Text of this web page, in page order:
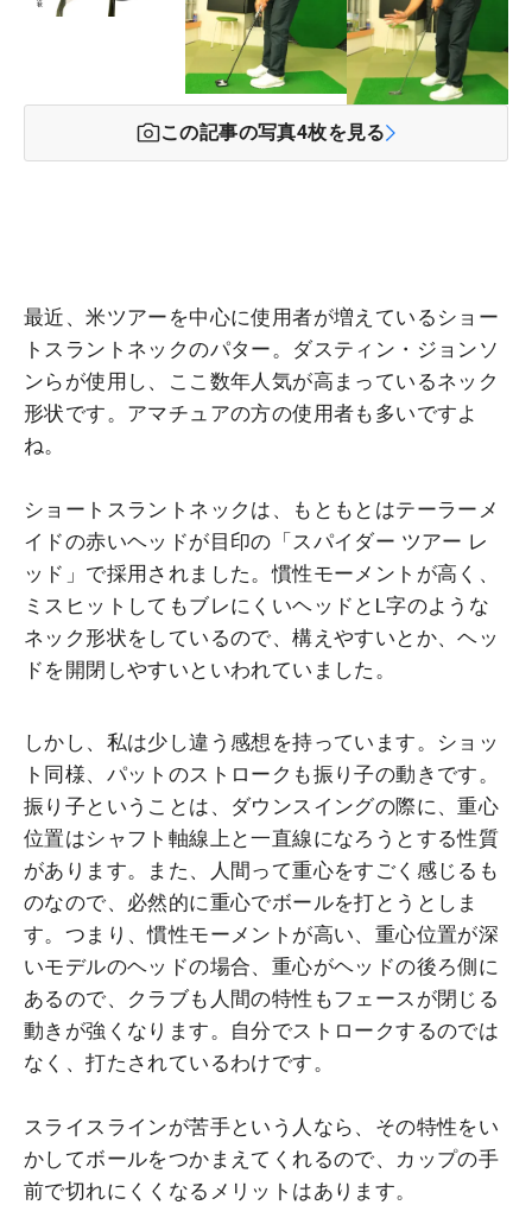
この記事の写真4枚を見る
最近、米ツアーを中心に使用者が増えているショー
トスラントネックのパター。ダスティン・ジョンソ
ンらが使用し、ここ数年人気が高まっているネック
形状です。アマチュアの方の使用者も多いですよ
ね。
ショートスラントネックは、もともとはテーラーメ
イドの赤いヘッドが目印の「スパイダー ツアー レ
ッド」で採用されました。慣性モーメントが高く、
ミスヒットしてもブレにくいヘッドとL字のような
ネック形状をしているので、構えやすいとか、ヘッ
ドを開閉しやすいといわれていました。
しかし、私は少し違う感想を持っています。ショッ
ト同様、パットのストロークも振り子の動きです。
振り子ということは、ダウンスイングの際に、重心
位置はシャフト軸線上と一直線になろうとする性質
があります。また、人間って重心をすごく感じるも
のなので、必然的に重心でボールを打とうとしま
す。つまり、慣性モーメントが高い、重心位置が深
いモデルのヘッドの場合、重心がヘッドの後ろ側に
あるので、クラブも人間の特性もフェースが閉じる
動きが強くなります。自分でストロークするのでは
なく、打たされているわけです。
スライスラインが苦手という人なら、その特性をい
かしてボールをつかまえてくれるので、カップの手
前で切れにくくなるメリットはあります。